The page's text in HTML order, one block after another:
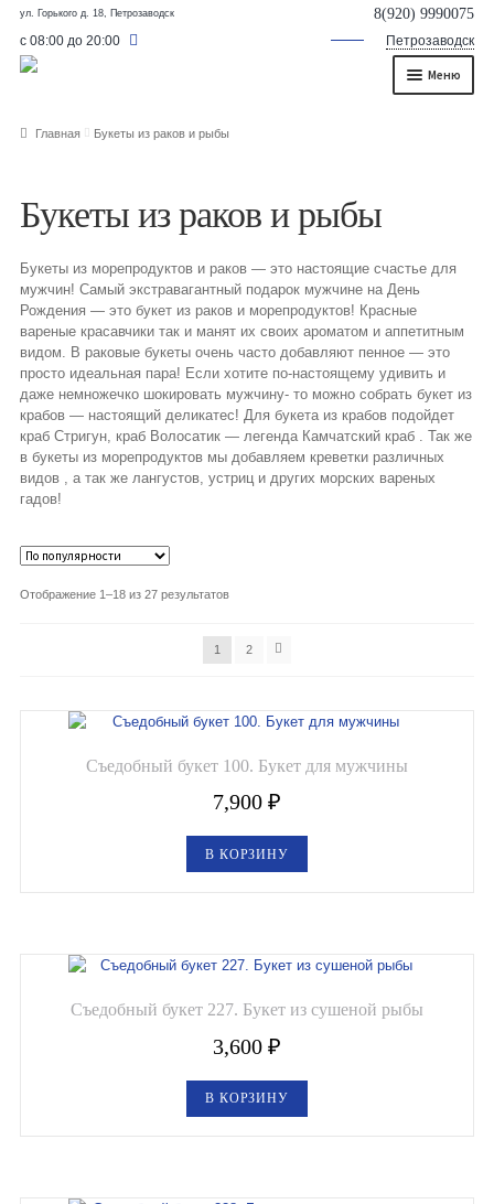
ул. Горького д. 18, Петрозаводск
с 08:00 до 20:00
8(920) 9990075
Петрозаводск
Меню
Каталог
Букет для мужчины
Букет из фруктов и овощей
Сладкие букеты из конфет
Букеты из сухофруктов и орехов
Букеты из клубники и ягод
Съедобные Боксы Ящики
Букеты из раков и рыбы
Главная Букеты из раков и рыбы
Букеты из раков и рыбы
Букеты из морепродуктов и раков — это настоящие счастье для
мужчин! Самый экстравагантный подарок мужчине на День
Рождения — это букет из раков и морепродуктов! Красные
вареные красавчики так и манят их своих ароматом и аппетитным
видом. В раковые букеты очень часто добавляют пенное — это
просто идеальная пара! Если хотите по-настоящему удивить и
даже немножечко шокировать мужчину- то можно собрать букет из
крабов — настоящий деликатес! Для букета из крабов подойдет
краб Стригун, краб Волосатик — легенда Камчатский краб . Так же
в букеты из морепродуктов мы добавляем креветки различных
видов , а так же лангустов, устриц и других морских вареных
гадов!
Отображение 1–18 из 27 результатов
1 2
Съедобный букет 100. Букет для мужчины
7,900 ₽
В КОРЗИНУ
Съедобный букет 227. Букет из сушеной рыбы
3,600 ₽
В КОРЗИНУ